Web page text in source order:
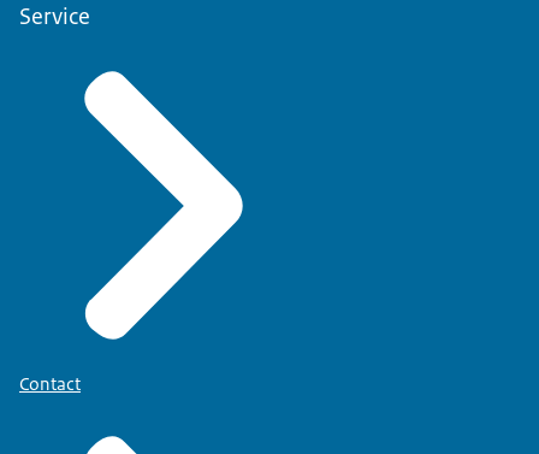
Service
Contact